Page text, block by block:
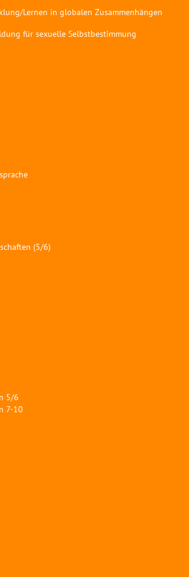
Lernen in globalen Zusammenhängen
für sexuelle Selbstbestimmung
(5/6)
5/6
7-10